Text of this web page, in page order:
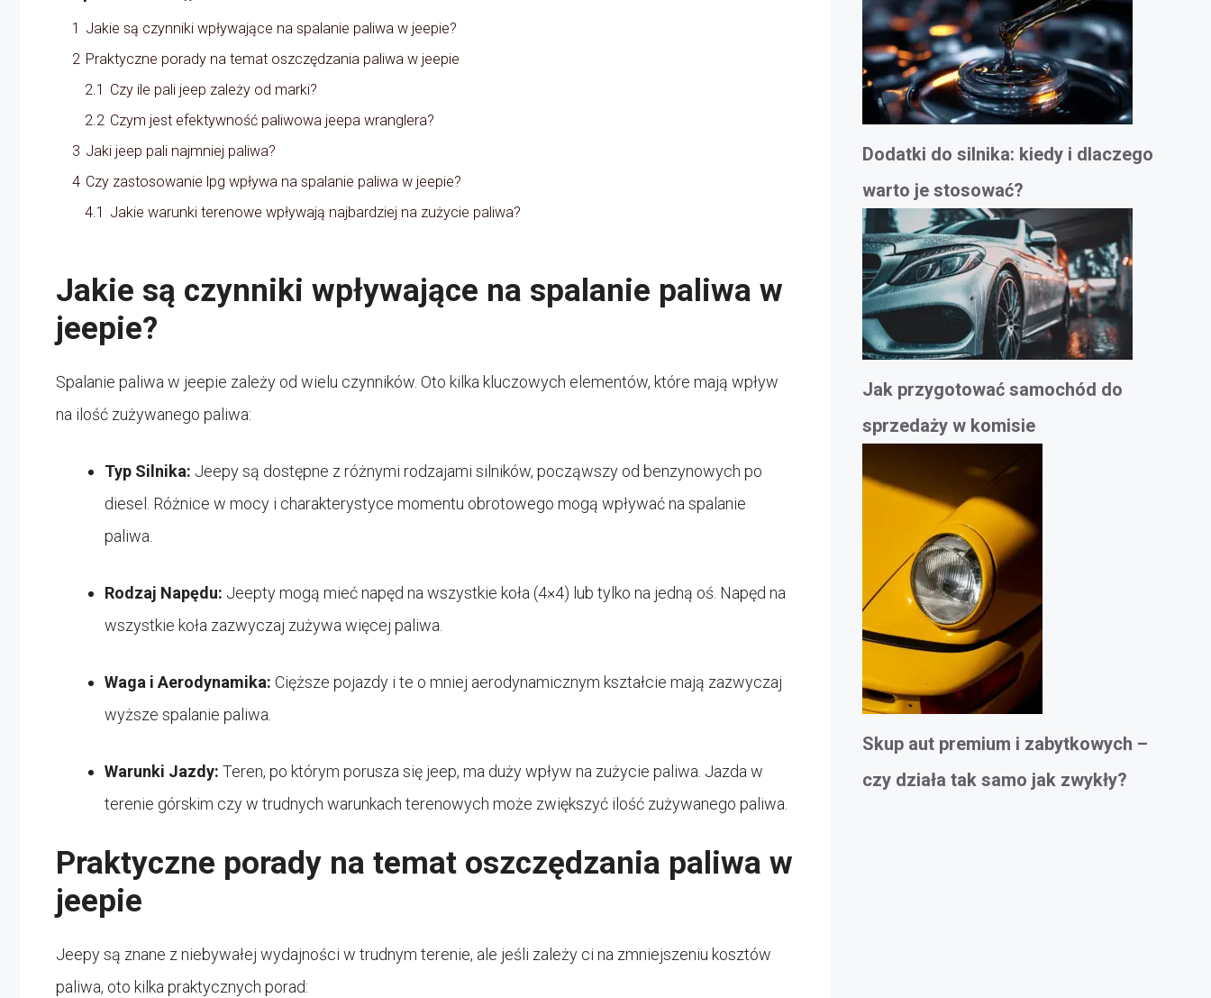
1 Jakie są czynniki wpływające na spalanie paliwa w jeepie?
2 Praktyczne porady na temat oszczędzania paliwa w jeepie
2.1 Czy ile pali jeep zależy od marki?
2.2 Czym jest efektywność paliwowa jeepa wranglera?
3 Jaki jeep pali najmniej paliwa?
4 Czy zastosowanie lpg wpływa na spalanie paliwa w jeepie?
4.1 Jakie warunki terenowe wpływają najbardziej na zużycie paliwa?
Jakie są czynniki wpływające na spalanie paliwa w
jeepie?
Spalanie paliwa w jeepie zależy od wielu czynników. Oto kilka kluczowych elementów, które mają wpływ
na ilość zużywanego paliwa:
Typ Silnika: Jeepy są dostępne z różnymi rodzajami silników, począwszy od benzynowych po
diesel. Różnice w mocy i charakterystyce momentu obrotowego mogą wpływać na spalanie
paliwa.
Rodzaj Napędu: Jeepty mogą mieć napęd na wszystkie koła (4×4) lub tylko na jedną oś. Napęd na
wszystkie koła zazwyczaj zużywa więcej paliwa.
Waga i Aerodynamika: Cięższe pojazdy i te o mniej aerodynamicznym kształcie mają zazwyczaj
wyższe spalanie paliwa.
Warunki Jazdy: Teren, po którym porusza się jeep, ma duży wpływ na zużycie paliwa. Jazda w
terenie górskim czy w trudnych warunkach terenowych może zwiększyć ilość zużywanego paliwa.
Praktyczne porady na temat oszczędzania paliwa w
jeepie
Jeepy są znane z niebywałej wydajności w trudnym terenie, ale jeśli zależy ci na zmniejszeniu kosztów
paliwa, oto kilka praktycznych porad:
Dodatki do silnika: kiedy i dlaczego
warto je stosować?
Jak przygotować samochód do
sprzedaży w komisie
Skup aut premium i zabytkowych –
czy działa tak samo jak zwykły?